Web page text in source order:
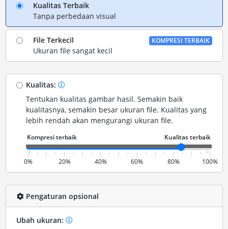
Kualitas Terbaik
Tanpa perbedaan visual
File Terkecil
Ukuran file sangat kecil
KOMPRESI TERBAIK
Kualitas:
Tentukan kualitas gambar hasil. Semakin baik
kualitasnya, semakin besar ukuran file. Kualitas yang
lebih rendah akan mengurangi ukuran file.
0% 20% 40% 60% 80% 100%
Pengaturan opsional
Ubah ukuran: